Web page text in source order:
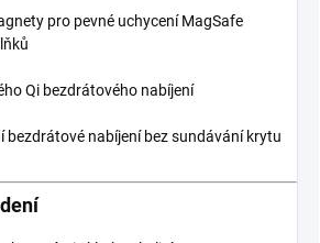
pro pevné uchycení MagSafe
Qi bezdrátového nabíjení
bezdrátové nabíjení bez sundávání krytu